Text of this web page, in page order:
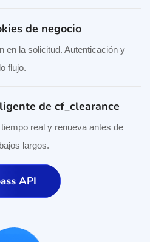
de negocio
en la solicitud. Autenticación y
flujo.
de cf_clearance
real y renueva antes de
largos.
API